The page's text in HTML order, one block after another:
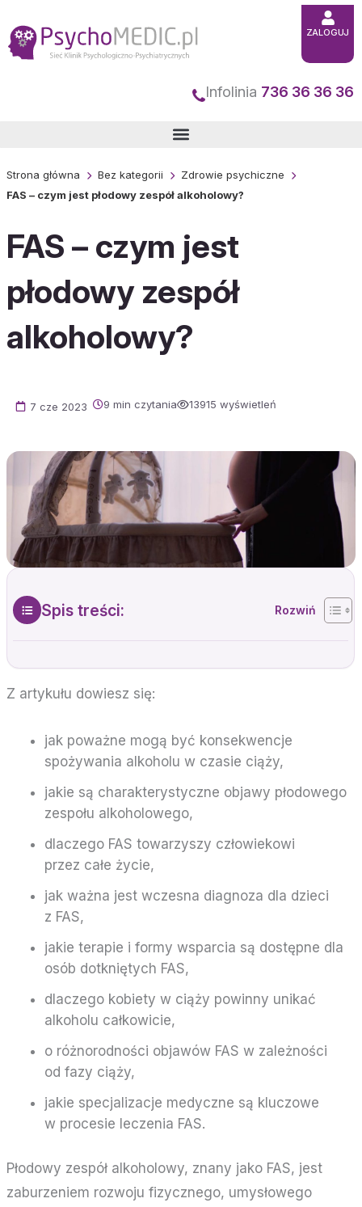
do
treści
Infolinia 736 36 36 36
ZALOGUJ
Strona główna Bez kategorii
Zdrowie psychiczne
FAS – czym jest płodowy zespół alkoholowy?
FAS – czym jest
płodowy zespół
alkoholowy?
7 cze 2023 9 min czytania 13915 wyświetleń
Spis treści:
Z artykułu dowiesz się:
jak poważne mogą być konsekwencje
spożywania alkoholu w czasie ciąży,
jakie są charakterystyczne objawy płodowego
zespołu alkoholowego,
dlaczego FAS towarzyszy człowiekowi
przez całe życie,
jak ważna jest wczesna diagnoza dla dzieci
z FAS,
jakie terapie i formy wsparcia są dostępne dla
osób dotkniętych FAS,
dlaczego kobiety w ciąży powinny unikać
alkoholu całkowicie,
o różnorodności objawów FAS w zależności
od fazy ciąży,
jakie specjalizacje medyczne są kluczowe
w procesie leczenia FAS.
Płodowy zespół alkoholowy, znany jako FAS, jest
zaburzeniem rozwoju fizycznego, umysłowego